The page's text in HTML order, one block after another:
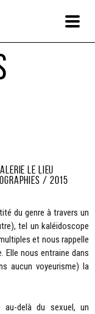
Le Lieu
/ 2015
du genre à travers un
tel un kaléidoscope
et nous rappelle
Elle nous entraine dans
aucun voyeurisme) la
delà du sexuel, un